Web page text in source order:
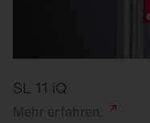
SL 11 iQ
Mehr erfahren.